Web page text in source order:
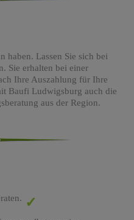
haben. Lassen Sie sich bei
Sie erhalten bei einer
Ihre Auszahlung für Ihre
Baufi Ludwigsburg auch die
aus der Region.